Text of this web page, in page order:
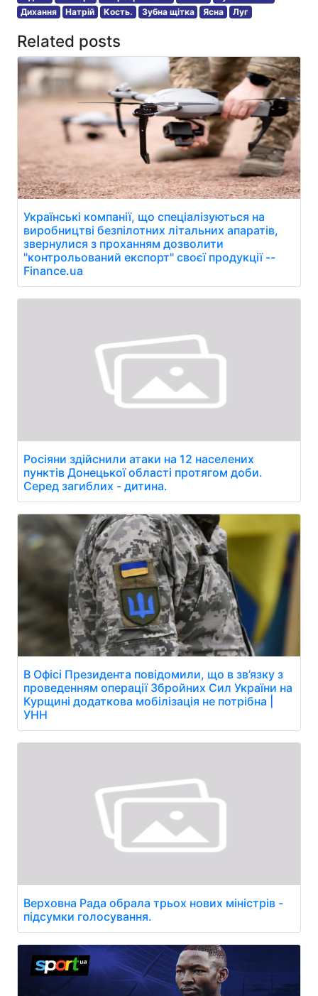
Дихання
Натрій Кость. Зубна щітка Ясна Луг
Related posts
Українські компанії, що спеціалізуються на
виробництві безпілотних літальних апаратів,
звернулися з проханням дозволити
"контрольований експорт" своєї продукції --
Finance.ua
Росіяни здійснили атаки на 12 населених
пунктів Донецької області протягом доби.
Серед загиблих - дитина.
В Офісі Президента повідомили, що в зв’язку з
проведенням операції Збройних Сил України на
Курщині додаткова мобілізація не потрібна |
УНН
Верховна Рада обрала трьох нових міністрів -
підсумки голосування.